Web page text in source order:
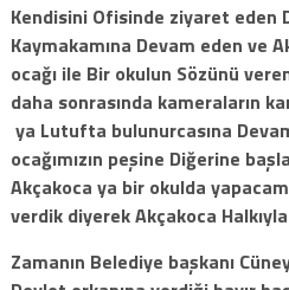
Kendisini Ofisinde ziyaret eden
Kaymakamına Devam eden ve
ocağı ile Bir okulun Sözünü
daha sonrasında kameraların
ya Lutufta bulunurcasına
ocağımızın peşine Diğerine
Akçakoca ya bir okulda
verdik diyerek Akçakoca
Zamanın Belediye başkanı